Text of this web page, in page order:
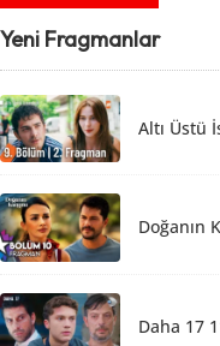
Yeni Fragmanlar
Altı Üstü
Doğanın
Daha 17